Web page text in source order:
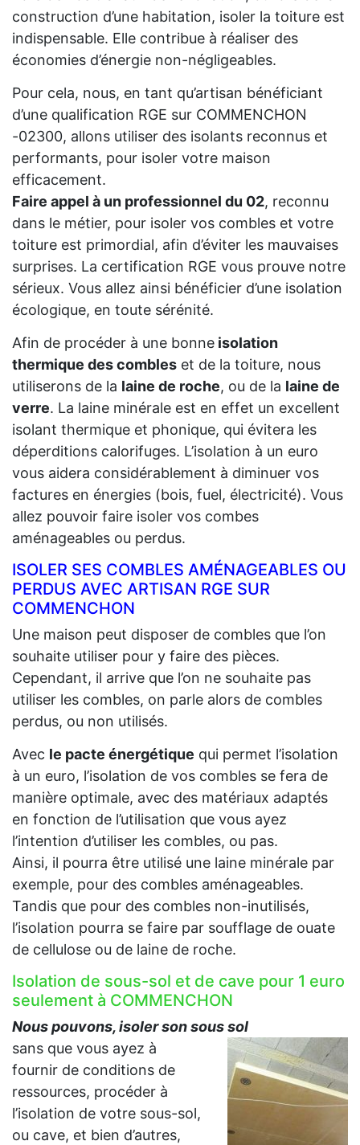
construction d’une habitation, isoler la toiture est
indispensable. Elle contribue à réaliser des
économies d’énergie non-négligeables.
Pour cela, nous, en tant qu’artisan bénéficiant
d’une qualification RGE sur COMMENCHON
-02300, allons utiliser des isolants reconnus et
performants, pour isoler votre maison
efficacement.
Faire appel à un professionnel du 02, reconnu
dans le métier, pour isoler vos combles et votre
toiture est primordial, afin d’éviter les mauvaises
surprises. La certification RGE vous prouve notre
sérieux. Vous allez ainsi bénéficier d’une isolation
écologique, en toute sérénité.
Afin de procéder à une bonne isolation
thermique des combles et de la toiture, nous
utiliserons de la laine de roche, ou de la laine de
verre. La laine minérale est en effet un excellent
isolant thermique et phonique, qui évitera les
déperditions calorifuges. L’isolation à un euro
vous aidera considérablement à diminuer vos
factures en énergies (bois, fuel, électricité). Vous
allez pouvoir faire isoler vos combes
aménageables ou perdus.
ISOLER SES COMBLES AMÉNAGEABLES OU
PERDUS AVEC ARTISAN RGE SUR
COMMENCHON
Une maison peut disposer de combles que l’on
souhaite utiliser pour y faire des pièces.
Cependant, il arrive que l’on ne souhaite pas
utiliser les combles, on parle alors de combles
perdus, ou non utilisés.
Avec le pacte énergétique qui permet l’isolation
à un euro, l’isolation de vos combles se fera de
manière optimale, avec des matériaux adaptés
en fonction de l’utilisation que vous ayez
l’intention d’utiliser les combles, ou pas.
Ainsi, il pourra être utilisé une laine minérale par
exemple, pour des combles aménageables.
Tandis que pour des combles non-inutilisés,
l’isolation pourra se faire par soufflage de ouate
de cellulose ou de laine de roche.
Isolation de sous-sol et de cave pour 1 euro
seulement à COMMENCHON
Nous pouvons, isoler son sous sol
sans que vous ayez à
fournir de conditions de
ressources, procéder à
l’isolation de votre sous-sol,
ou cave, et bien d’autres,